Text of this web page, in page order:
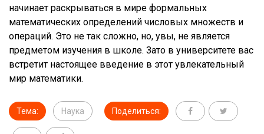
начинает раскрываться в мире формальных
математических определений числовых множеств и
операций. Это не так сложно, но, увы, не является
предметом изучения в школе. Зато в университете вас
встретит настоящее введение в этот увлекательный
мир математики.
Тема: Наука Поделиться: